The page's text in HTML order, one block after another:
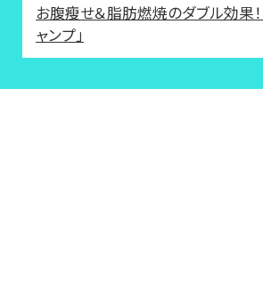
お腹瘦せ＆脂肪燃焼のダブル効果
ャンプ」